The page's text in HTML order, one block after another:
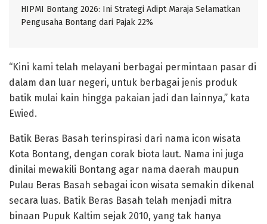
HIPMI Bontang 2026: Ini Strategi Adipt Maraja Selamatkan
Pengusaha Bontang dari Pajak 22%
“Kini kami telah melayani berbagai permintaan pasar di
dalam dan luar negeri, untuk berbagai jenis produk
batik mulai kain hingga pakaian jadi dan lainnya,” kata
Ewied.
Batik Beras Basah terinspirasi dari nama icon wisata
Kota Bontang, dengan corak biota laut. Nama ini juga
dinilai mewakili Bontang agar nama daerah maupun
Pulau Beras Basah sebagai icon wisata semakin dikenal
secara luas. Batik Beras Basah telah menjadi mitra
binaan Pupuk Kaltim sejak 2010, yang tak hanya